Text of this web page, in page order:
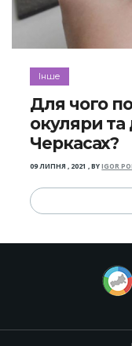
Інше
Для чого
окуляри та
Черкасах?
09 ЛИПНЯ , 2021 ,BYIGOR